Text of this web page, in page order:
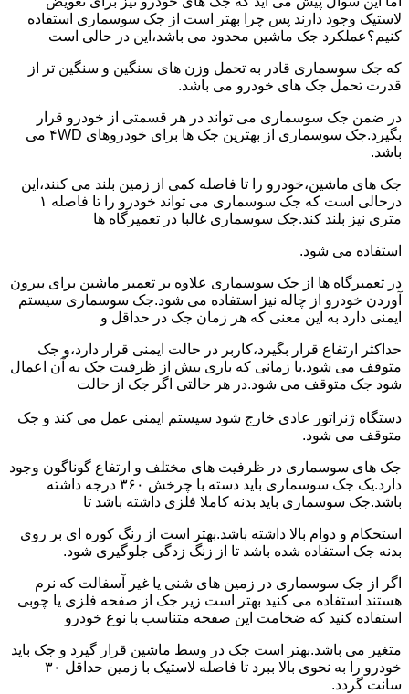
لاستیک وجود دارند پس چرا بهتر است از جک سوسماری استفاده
کنیم؟عملکرد جک ماشین محدود می باشد،این در حالی است
که جک سوسماری قادر به تحمل وزن های سنگین و سنگین تر از
قدرت تحمل جک های خودرو می باشد.
در ضمن جک سوسماری می تواند در هر قسمتی از خودرو قرار
بگیرد.جک سوسماری از بهترین جک ها برای خودروهای ۴WD می
باشد.
جک های ماشین،خودرو را تا فاصله کمی از زمین بلند می کنند،این
درحالی است که جک سوسماری می تواند خودرو را تا فاصله ۱
متری نیز بلند کند.جک سوسماری غالبا در تعمیرگاه ها
استفاده می شود.
در تعمیرگاه ها از جک سوسماری علاوه بر تعمیر ماشین برای بیرون
آوردن خودرو از چاله نیز استفاده می شود.جک سوسماری سیستم
ایمنی دارد به این معنی که هر زمان جک در حداقل و
حداکثر ارتفاع قرار بگیرد،کاربر در حالت ایمنی قرار دارد،و جک
متوقف می شود.یا زمانی که باری بیش از ظرفیت جک به آن اعمال
شود جک متوقف می شود.در هر حالتی اگر جک از حالت
دستگاه ژنراتور عادی خارج شود سیستم ایمنی عمل می کند و جک
متوقف می شود.
جک های سوسماری در ظرفیت های مختلف و ارتفاع گوناگون وجود
دارد.یک جک سوسماری باید دسته با چرخش ۳۶۰ درجه داشته
باشد.جک سوسماری باید بدنه کاملا فلزی داشته باشد تا
استحکام و دوام بالا داشته باشد.بهتر است از رنگ کوره ای بر روی
بدنه جک استفاده شده باشد تا از زنگ زدگی جلوگیری شود.
اگر از جک سوسماری در زمین های شنی یا غیر آسفالت که نرم
هستند استفاده می کنید بهتر است زیر جک از صفحه فلزی یا چوبی
استفاده کنید که ضخامت این صفحه متناسب با نوع خودرو
متغیر می باشد.بهتر است جک در وسط ماشین قرار گیرد و جک باید
خودرو را به نحوی بالا ببرد تا فاصله لاستیک با زمین حداقل ۳۰
سانت گردد.